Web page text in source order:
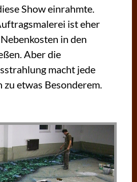
Show einrahmte.
ist eher
in den
Aber die
macht jede
etwas Besonderem.